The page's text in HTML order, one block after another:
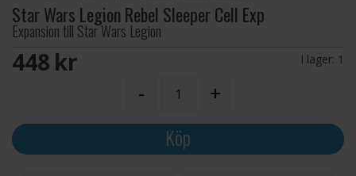
Star Wars Legion Rebel Sleeper Cell Exp
Expansion till Star Wars Legion
448 SEK I lager: 1
- +
Köp